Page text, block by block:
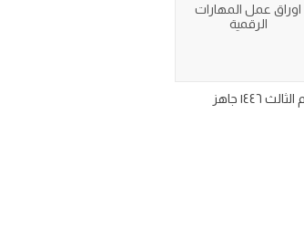
اوراق عمل المهارات
الرقمية
كتاب مادة المهارات الرقمية للصف الثالث المتوسط الفصل الدراسي الثالث 1446 تحميل مقرر كتاب منهج مهارات الرقمية ثالث متوسط ف٣ الترم الثالث ١٤٤٦ جاهز